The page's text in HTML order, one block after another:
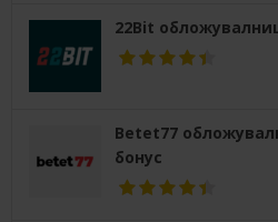
22Bit
Betet77
бонус